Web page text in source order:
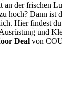
an der frischen
hoch? Dann ist
Hier findest du
und
Deal von